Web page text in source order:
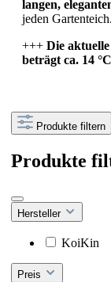
langen,
jeden Gartenteich.
+++ Die aktuelle
beträgt ca. 14 °C
Produkte filtern
Produkte
Hersteller
KoiKin
Preis